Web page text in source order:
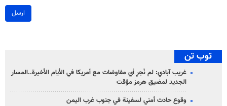
ارسل
توب تن
غريب آبادي: لم نُجرِ أي مفاوضات مع أمريكا في الأيام الأخيرة..المسار
الجديد لمضيق هرمز مؤقت
وقوع حادث أمني لسفينة في جنوب غرب اليمن